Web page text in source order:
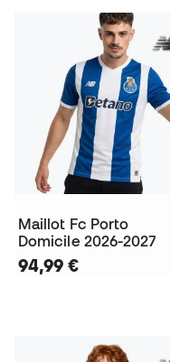
Maillot Fc Porto
Domicile 2026-2027
94,99 €